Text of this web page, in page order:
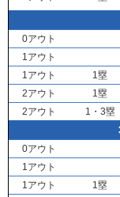
0アウト
1アウト
1アウト
1塁
2アウト
1塁
2アウト
1・3塁
0アウト
1アウト
1アウト
1塁